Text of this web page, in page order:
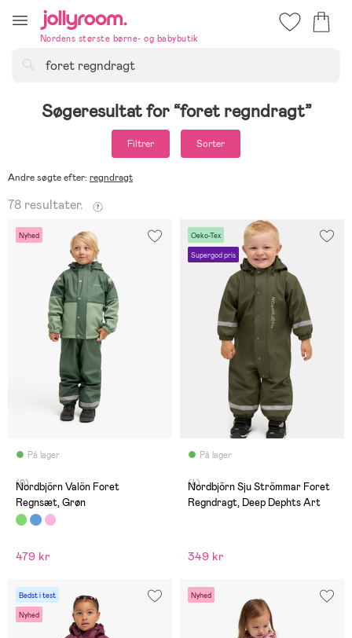
till
innehålletNordens største børne- og babybutik
Søgeresultat for foret regndragt
Filtrer Sorter
Andre søgte efter: regndragt
78 resultater.
Nyhed
På lager
(0)
Nordbjörn Valön Foret
Regnsæt, Grøn
479 kr
Oeko-Tex
Supergod pris
På lager
(4)
Nordbjörn Sju Strömmar Foret
Regndragt, Deep Dephts Art
349 kr
Bedst i test
Nyhed
Nyhed